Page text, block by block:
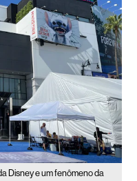
Disney e um fenômeno da